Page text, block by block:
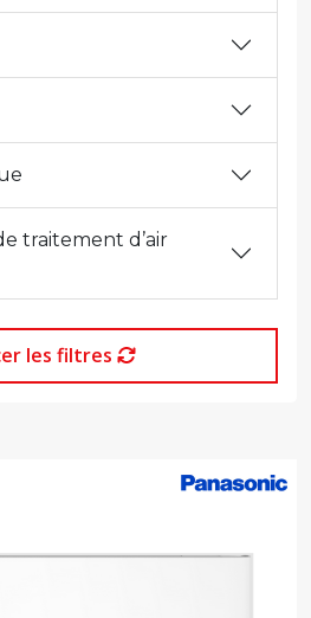
traitement d’air
les filtres